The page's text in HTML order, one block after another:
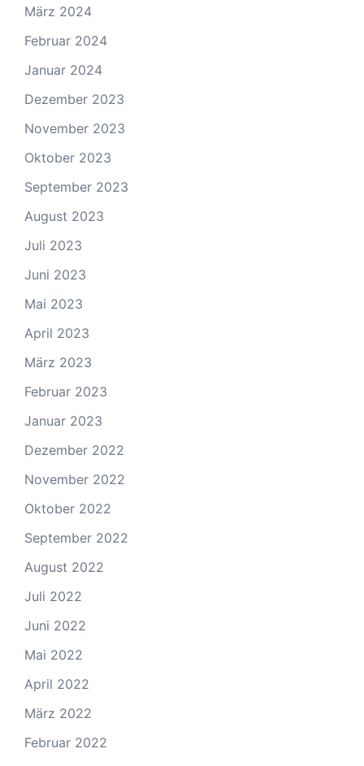
März 2024
Februar 2024
Januar 2024
Dezember 2023
November 2023
Oktober 2023
September 2023
August 2023
Juli 2023
Juni 2023
Mai 2023
April 2023
März 2023
Februar 2023
Januar 2023
Dezember 2022
November 2022
Oktober 2022
September 2022
August 2022
Juli 2022
Juni 2022
Mai 2022
April 2022
März 2022
Februar 2022